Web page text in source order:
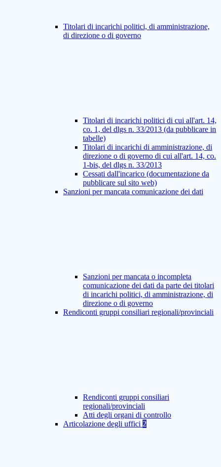
Titolari di incarichi politici, di amministrazione,
di direzione o di governo
Titolari di incarichi politici di cui all'art. 14,
co. 1, del dlgs n. 33/2013 (da pubblicare in
tabelle)
Titolari di incarichi di amministrazione, di
direzione o di governo di cui all'art. 14, co.
1-bis, del dlgs n. 33/2013
Cessati dall'incarico (documentazione da
pubblicare sul sito web)
Sanzioni per mancata comunicazione dei dati
Sanzioni per mancata o incompleta
comunicazione dei dati da parte dei titolari
di incarichi politici, di amministrazione, di
direzione o di governo
Rendiconti gruppi consiliari regionali/provinciali
Rendiconti gruppi consiliari
regionali/provinciali
Atti degli organi di controllo
Articolazione degli uffici 2